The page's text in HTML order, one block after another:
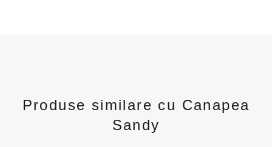
Produse similare cu Canapea
Sandy